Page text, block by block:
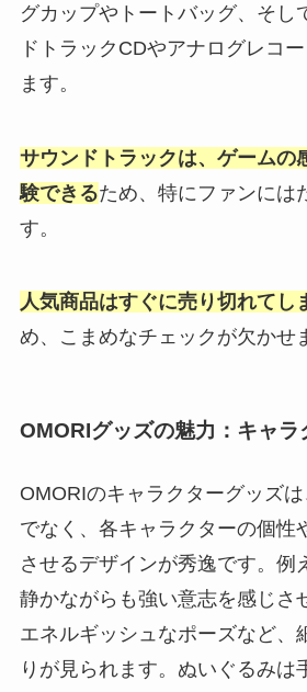
グカップやトートバッグ、そし
ドトラックCDやアナログレコ
ます。
サウンドトラックは、ゲームの
験できるため、特にファンには
す。
人気商品はすぐに売り切れてし
め、こまめなチェックが欠かせ
OMORIグッズの魅力：キャラ
OMORIのキャラクターグッズ
でなく、各キャラクターの個性
させるデザインが秀逸です。例
静かながらも強い意志を感じさ
エネルギッシュなポーズなど、
りが見られます。ぬいぐるみは